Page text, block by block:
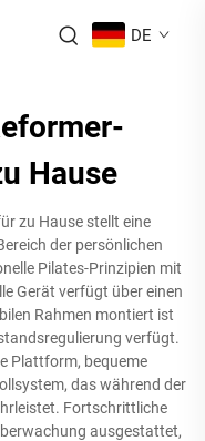
DE
Hause
zu Hause stellt eine
der persönlichen
Pilates-Prinzipien mit
Gerät verfügt über einen
Rahmen montiert ist
verfügt.
Plattform, bequeme
das während der
Fortschrittliche
ausgestattet,